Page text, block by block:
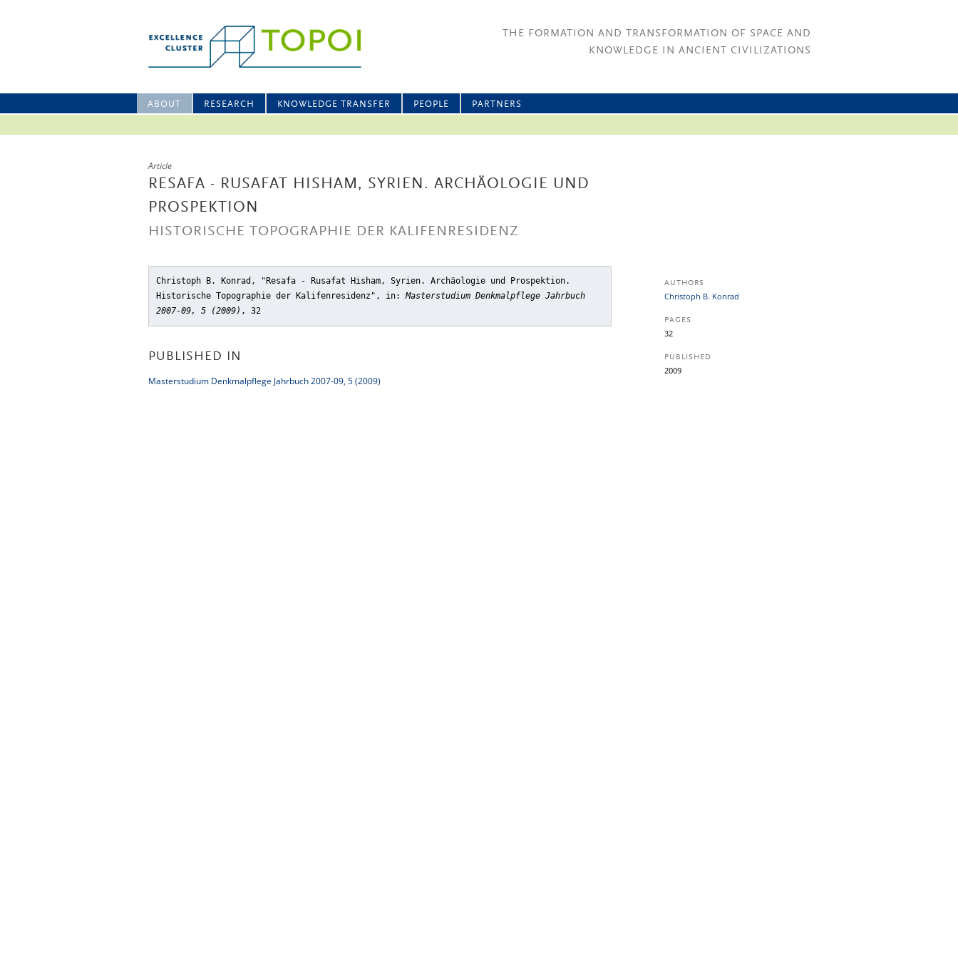
THE FORMATION AND TRANSFORMATION OF SPACE AND
KNOWLEDGE IN ANCIENT CIVILIZATIONS
ABOUT RESEARCH KNOWLEDGE TRANSFER PEOPLE PARTNERS
Article
RESAFA - RUSAFAT HISHAM, SYRIEN. ARCHÄOLOGIE UND
PROSPEKTION
HISTORISCHE TOPOGRAPHIE DER KALIFENRESIDENZ
Christoph B. Konrad, "Resafa - Rusafat Hisham, Syrien. Archäologie und Prospektion.
Historische Topographie der Kalifenresidenz" , in:Masterstudium Denkmalpflege Jahrbuch
2007-09, 5 (2009) , 32
PUBLISHED IN
Masterstudium Denkmalpflege Jahrbuch 2007-09, 5 (2009)
AUTHORS
Christoph B. Konrad
PAGES
32
PUBLISHED
2009